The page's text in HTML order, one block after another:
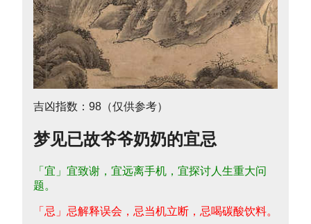
吉凶指数：98（仅供参考）
梦见已故爷爷奶奶的宜忌
「宜」宜致谢，宜远离手机，宜探讨人生重大问
题。
「忌」忌解释误会，忌当机立断，忌喝碳酸饮料。